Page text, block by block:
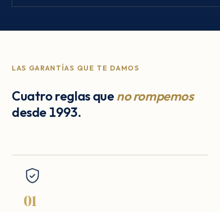
LAS GARANTÍAS QUE TE DAMOS
Cuatro reglas queno rompemos
desde 1993.
01